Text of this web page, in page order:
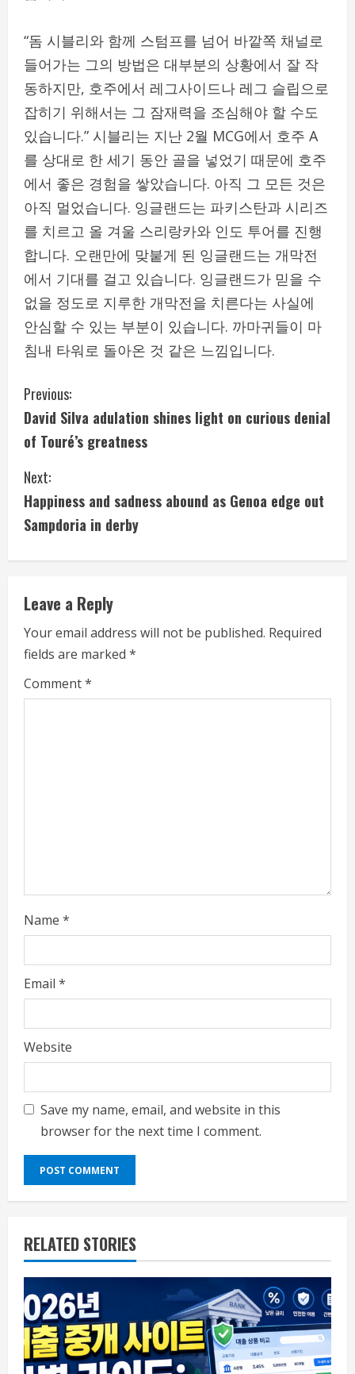
“돔 시블리와 함께 스텀프를 넘어 바깥쪽 채널로
들어가는 그의 방법은 대부분의 상황에서 잘 작
동하지만, 호주에서 레그사이드나 레그 슬립으로
잡히기 위해서는 그 잠재력을 조심해야 할 수도
있습니다.” 시블리는 지난 2월 MCG에서 호주 A
를 상대로 한 세기 동안 골을 넣었기 때문에 호주
에서 좋은 경험을 쌓았습니다. 아직 그 모든 것은
아직 멀었습니다. 잉글랜드는 파키스탄과 시리즈
를 치르고 올 겨울 스리랑카와 인도 투어를 진행
합니다. 오랜만에 맞붙게 된 잉글랜드는 개막전
에서 기대를 걸고 있습니다. 잉글랜드가 믿을 수
없을 정도로 지루한 개막전을 치른다는 사실에
안심할 수 있는 부분이 있습니다. 까마귀들이 마
침내 타워로 돌아온 것 같은 느낌입니다.
C
o
n
t
i
n
u
e
R
e
Previous:
David Silva adulation shines light on curious denial
of Touré’s greatness
Next:
Happiness and sadness abound as Genoa edge out
Sampdoria in derby
Leave a Reply
Your email address will not be published. Required
fields are marked *
Comment*
Name *
Email *
Website
Save my name, email, and website in this
browser for the next time I comment.
RELATED STORIES